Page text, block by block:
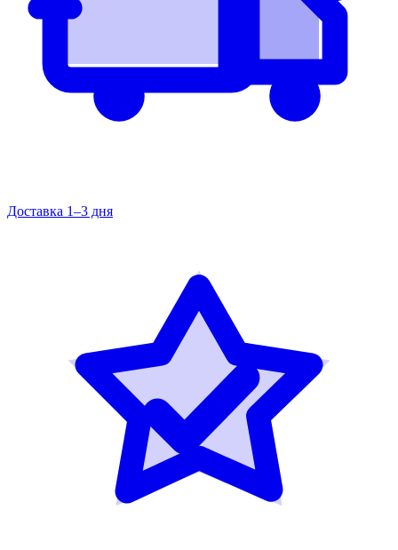
Доставка 1–3 дня